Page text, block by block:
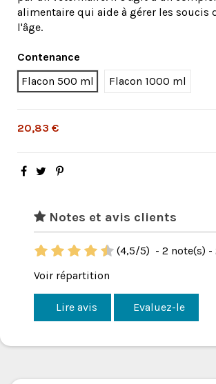
alimentaire qui aide à gérer les soucis
l'âge.
Contenance
Flacon 500 ml
Flacon 1000 ml
20,83 €
Notes et avis clients
(4,5/5) - 2 note(s) -
Voir répartition
Lire avis Evaluez-le